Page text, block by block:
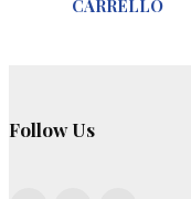
CARRELLO
Follow Us